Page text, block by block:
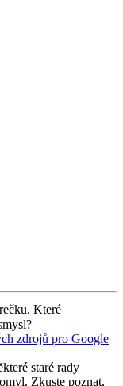
Které
zdrojů pro Google
staré rady
Zkuste poznat,